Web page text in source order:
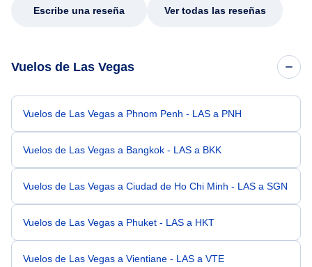
Escribe una reseña Ver todas las reseñas
Vuelos de Las Vegas
Vuelos de Las Vegas a Phnom Penh - LAS a PNH
Vuelos de Las Vegas a Bangkok - LAS a BKK
Vuelos de Las Vegas a Ciudad de Ho Chi Minh - LAS a SGN
Vuelos de Las Vegas a Phuket - LAS a HKT
Vuelos de Las Vegas a Vientiane - LAS a VTE